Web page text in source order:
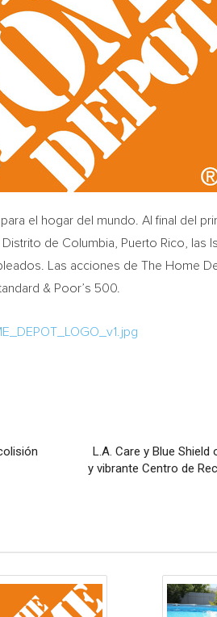
el hogar del mundo. Al final del
de Columbia Puerto Rico , las
Las acciones de The Home
& Poor’s 500.
L.A. Care y Blue
y vibrante Centro de